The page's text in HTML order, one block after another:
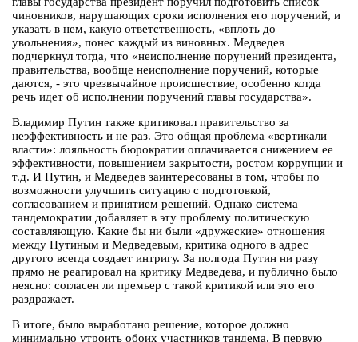
чиновников, нарушающих сроки исполнения его поручений, и
указать в нем, какую ответственность, «вплоть до
увольнения», понес каждый из виновных. Медведев
подчеркнул тогда, что «неисполнение поручений президента,
правительства, вообще неисполнение поручений, которые
даются, - это чрезвычайное происшествие, особенно когда
речь идет об исполнении поручений главы государства».
Владимир Путин также критиковал правительство за
неэффективность и не раз. Это общая проблема «вертикали
власти»: лояльность бюрократии оплачивается снижением ее
эффективности, повышением закрытости, ростом коррупции и
т.д. И Путин, и Медведев заинтересованы в том, чтобы по
возможности улучшить ситуацию с подготовкой,
согласованием и принятием решений. Однако система
тандемократии добавляет в эту проблему политическую
составляющую. Какие бы ни были «дружеские» отношения
между Путиным и Медведевым, критика одного в адрес
другого всегда создает интригу. За полгода Путин ни разу
прямо не реагировал на критику Медведева, и публично было
неясно: согласен ли премьер с такой критикой или это его
раздражает.
В итоге, было выработано решение, которое должно
минимально утроить обоих участников тандема. В первую